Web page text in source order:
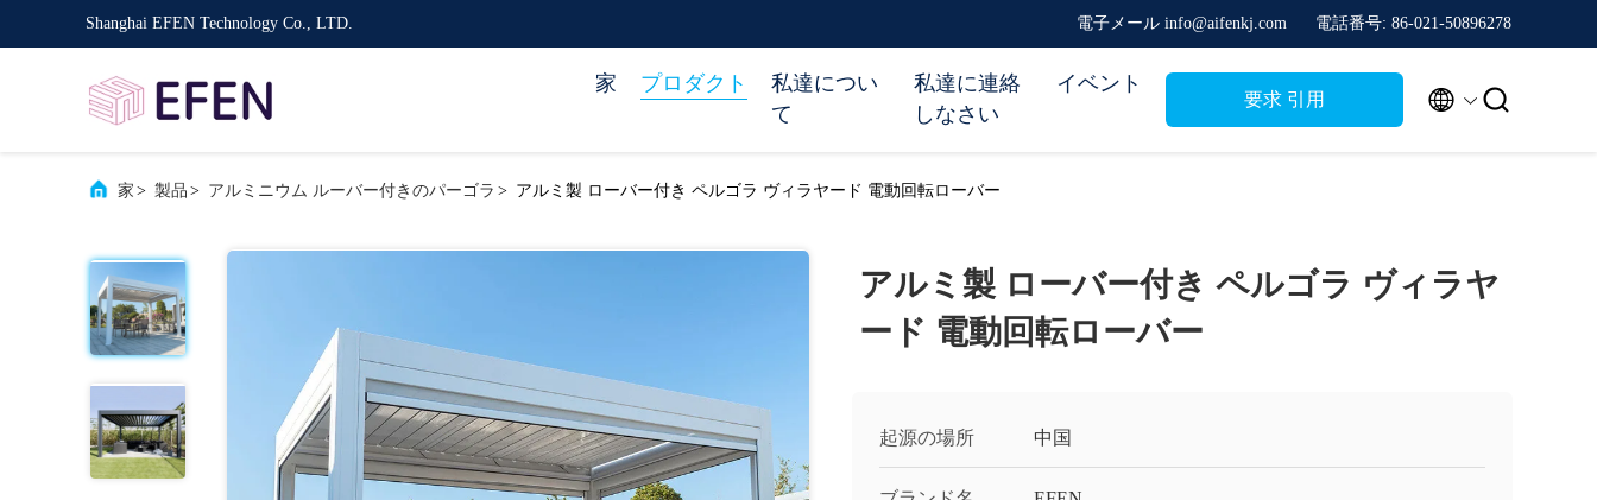
Shanghai EFEN Technology Co., LTD. 電子メール info@aifenkj.com 電話番号: 86-021-50896278
家 プロダクト
私達につい
て
私達に連絡
しなさい
イベント
要求 引用  
家 > 製品 > アルミニウム ルーバー付きのパーゴラ > アルミ製 ローバー付き ペルゴラ ヴィラヤード 電動回転ローバー
アルミ製 ローバー付き ペルゴラ ヴィラヤ
ード 電動回転ローバー
起源の場所 中国